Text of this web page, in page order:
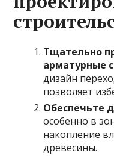
Тщательно
арматурные
дизайн
позволяет
Обеспечьте
особенно в
накопление
древесины.